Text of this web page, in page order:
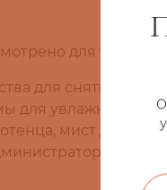
для того,
для снятия
для увлажнения
мист для
по